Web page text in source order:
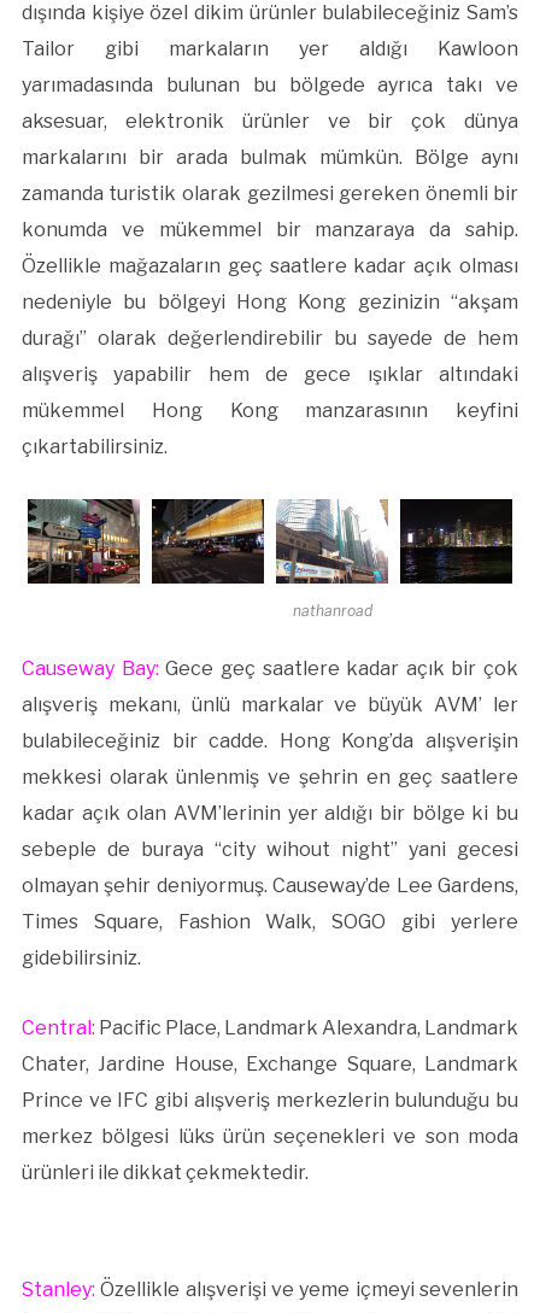
dışında kişiye özel dikim ürünler bulabileceğiniz Sam’s
Tailor gibi markaların yer aldığı Kawloon
yarımadasında bulunan bu bölgede ayrıca takı ve
aksesuar, elektronik ürünler ve bir çok dünya
markalarını bir arada bulmak mümkün. Bölge aynı
zamanda turistik olarak gezilmesi gereken önemli bir
konumda ve mükemmel bir manzaraya da sahip.
Özellikle mağazaların geç saatlere kadar açık olması
nedeniyle bu bölgeyi Hong Kong gezinizin “akşam
durağı” olarak değerlendirebilir bu sayede de hem
alışveriş yapabilir hem de gece ışıklar altındaki
mükemmel Hong Kong manzarasının keyfini
çıkartabilirsiniz.
nathanroad
Causeway Bay: Gece geç saatlere kadar açık bir çok
alışveriş mekanı, ünlü markalar ve büyük AVM’ ler
bulabileceğiniz bir cadde. Hong Kong’da alışverişin
mekkesi olarak ünlenmiş ve şehrin en geç saatlere
kadar açık olan AVM’lerinin yer aldığı bir bölge ki bu
sebeple de buraya “city wihout night” yani gecesi
olmayan şehir deniyormuş. Causeway’de Lee Gardens,
Times Square, Fashion Walk, SOGO gibi yerlere
gidebilirsiniz.
Central: Pacific Place, Landmark Alexandra, Landmark
Chater, Jardine House, Exchange Square, Landmark
Prince ve IFC gibi alışveriş merkezlerin bulunduğu bu
merkez bölgesi lüks ürün seçenekleri ve son moda
ürünleri ile dikkat çekmektedir.
Stanley: Özellikle alışverişi ve yeme içmeyi sevenlerin